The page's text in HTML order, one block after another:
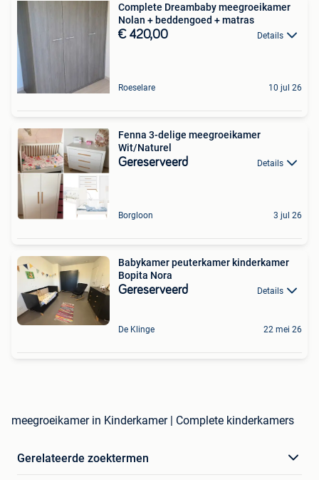
Complete Dreambaby meegroeikamer
Nolan + beddengoed + matras
€ 420,00 Details
Roeselare 10 jul 26
Fenna 3-delige meegroeikamer
Wit/Naturel
Gereserveerd Details
Borgloon 3 jul 26
Babykamer peuterkamer kinderkamer
Bopita Nora
Gereserveerd Details
De Klinge 22 mei 26
meegroeikamer in Kinderkamer | Complete kinderkamers
Gerelateerde zoektermen